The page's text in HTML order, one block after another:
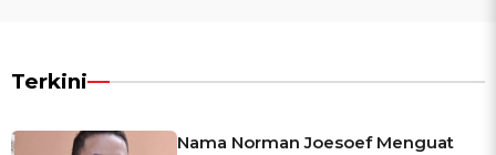
Terkini
Nama Norman Joesoef Menguat